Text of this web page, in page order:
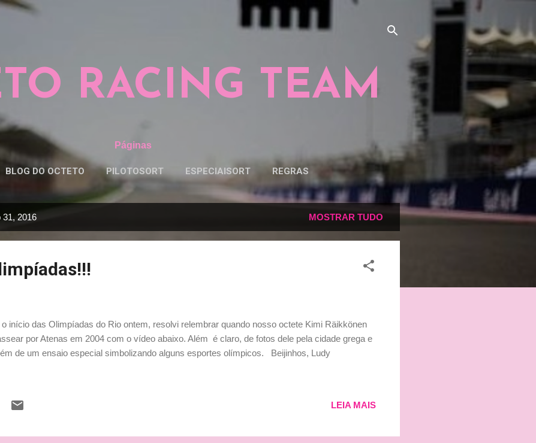
RACING TEAM
Páginas
BLOG DO OCTETO PILOTOSORT ESPECIAISORT REGRAS
31, 2016 MOSTRAR TUDO
início das Olimpíadas do Rio ontem, resolvi relembrar quando nosso octete Kimi Räikkönen
por Atenas em 2004 com o vídeo abaixo. Além é claro, de fotos dele pela cidade grega e
de um ensaio especial simbolizando alguns esportes olímpicos. Beijinhos, Ludy
LEIA MAIS